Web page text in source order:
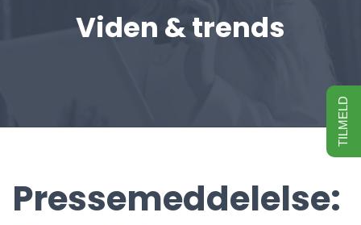
Viden & trends
Pressemeddelelse:
TILMELD